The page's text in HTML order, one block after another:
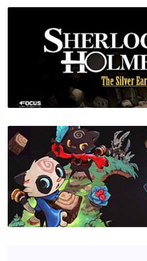
Enslaved Odyssey to the
Sherlock Holmes: Secret of